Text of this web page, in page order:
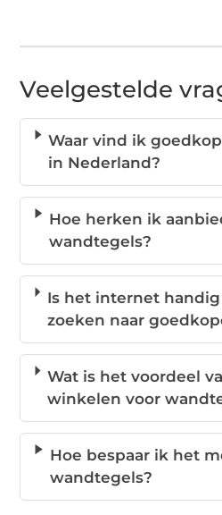
Veelgestelde
Waar vind ik
in Nederland?
Hoe herken ik
wandtegels?
Is het internet
zoeken naar
Wat is het voordeel
winkelen voor
Hoe bespaar ik het
wandtegels?